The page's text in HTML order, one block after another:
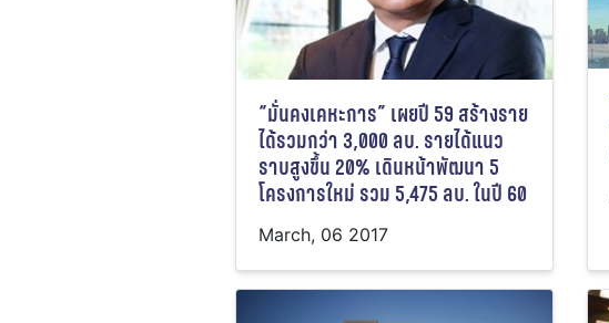
“มั่นคงเคหะการ” เผยปี 59 สร้างราย
ได้รวมกว่า 3,000 ลบ. รายได้แนว
ราบสูงขึ้น 20% เดินหน้าพัฒนา 5
โครงการใหม่ รวม 5,475 ลบ. ในปี 60
March, 06 2017